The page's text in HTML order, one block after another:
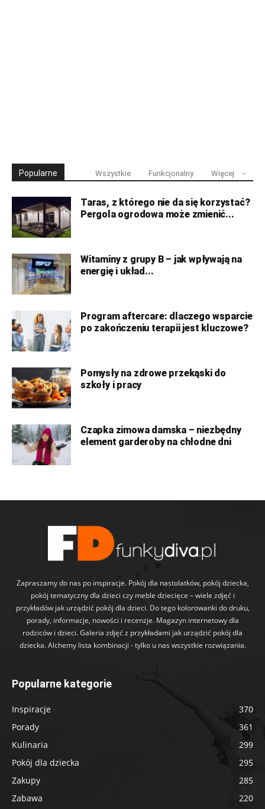
Popularne Wszystkie Funkcjonalny Więcej
Taras, z którego nie da się korzystać?
Pergola ogrodowa może zmienić...
Witaminy z grupy B – jak wpływają na
energię i układ...
Program aftercare: dlaczego wsparcie
po zakończeniu terapii jest kluczowe?
Pomysły na zdrowe przekąski do
szkoły i pracy
Czapka zimowa damska – niezbędny
element garderoby na chłodne dni
Zapraszamy do nas po inspiracje. Pokój dla nastolatków, pokój dziecka,
pokój tematyczny dla dzieci czy meble dziecięce – wiele zdjęć i
przykładów jak urządzić pokój dla dzieci. Do tego kolorowanki do druku,
porady, informacje, nowości i recenzje. Magazyn internetowy dla
rodziców i dzieci. Galeria zdjęć z przykładami jak urządzić pokój dla
dziecka. Alchemy lista kombinacji - tylko u nas wszystkie rozwiązania.
Popularne kategorie
Inspiracje
370
Porady
361
Kulinaria
299
Pokój dla dziecka
295
Zakupy
285
Zabawa
220